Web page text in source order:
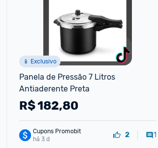
📱 Exclusivo
Panela de Pressão 7 Litros
Antiaderente Preta
R$182,80
Cupons Promobit
há 3 d
2 1